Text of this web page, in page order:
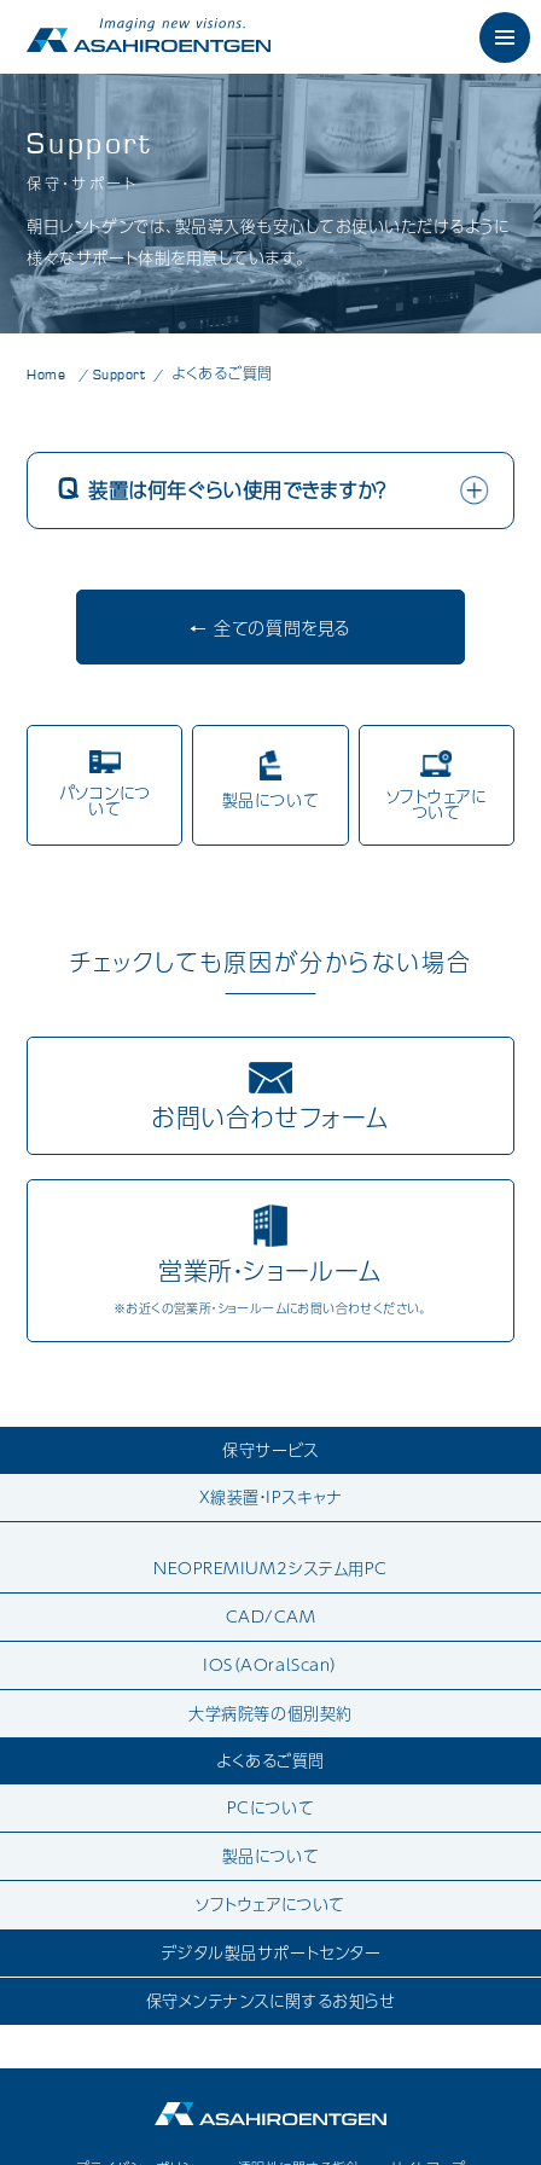
News お知らせ
Philosophy 朝日の想い
Product
歯科用X線製品
歯科用口腔内カメラ
歯科用CAD/CAM製品
Cases
Showroom 営業所・ショールーム
Contact
Support
保守・サポート
朝日レントゲンでは、製品導入後も安心してお使いいただけるように
様々なサポート体制を用意しています。
Home Support よくあるご質問
装置は何年ぐらい使用できますか？
← 全ての質問を見る
パソコンにつ
いて 製品について ソフトウェアに
ついて
チェックしても原因が分からない場合
お問い合わせフォーム
営業所・ショールーム
※お近くの営業所・ショールームにお問い合わせください。
保守サービス
X線装置・IPスキャナ
NEOPREMIUM2システム用PC
CAD/CAM
IOS（AOralScan）
大学病院等の個別契約
よくあるご質問
PCについて
製品について
ソフトウェアについて
デジタル製品サポートセンター
保守メンテナンスに関するお知らせ